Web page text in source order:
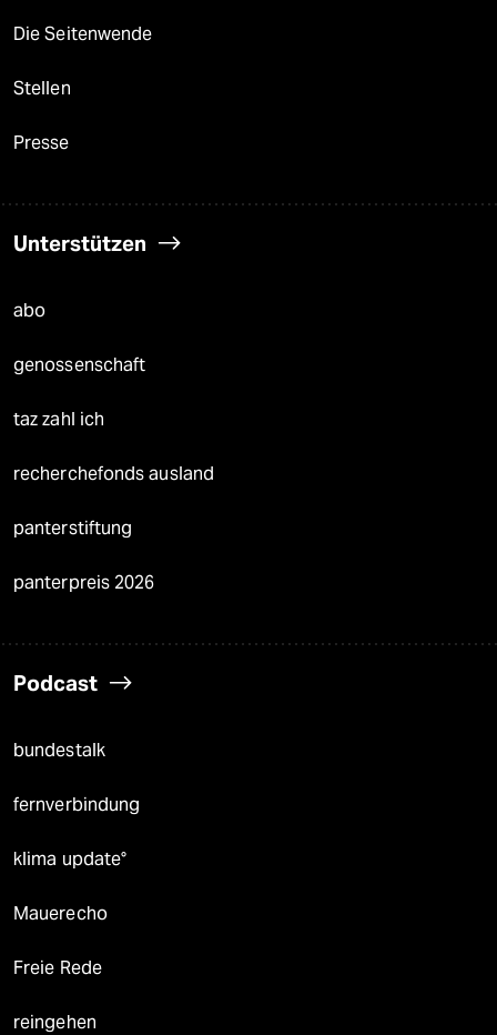
Die Seitenwende
Stellen
Presse
Unterstützen
abo
genossenschaft
taz zahl ich
recherchefonds ausland
panterstiftung
panterpreis 2026
Podcast
bundestalk
fernverbindung
klima update°
Mauerecho
Freie Rede
reingehen